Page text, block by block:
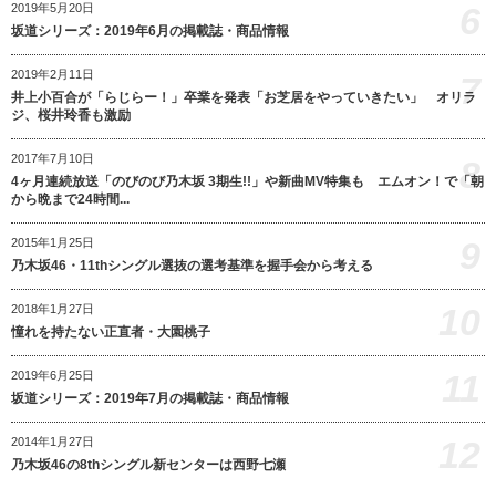
2019年5月20日
坂道シリーズ：2019年6月の掲載誌・商品情報
2019年2月11日
井上小百合が「らじらー！」卒業を発表「お芝居をやっていきたい」 オリラ
ジ、桜井玲香も激励
7
2017年7月10日
4ヶ月連続放送「のびのび乃木坂 3期生!!」や新曲MV特集も エムオン！で「朝
から晩まで24時間...
8
2015年1月25日
乃木坂46・11thシングル選抜の選考基準を握手会から考える
2018年1月27日
憧れを持たない正直者・大園桃子
2019年6月25日
坂道シリーズ：2019年7月の掲載誌・商品情報
2014年1月27日
乃木坂46の8thシングル新センターは西野七瀬